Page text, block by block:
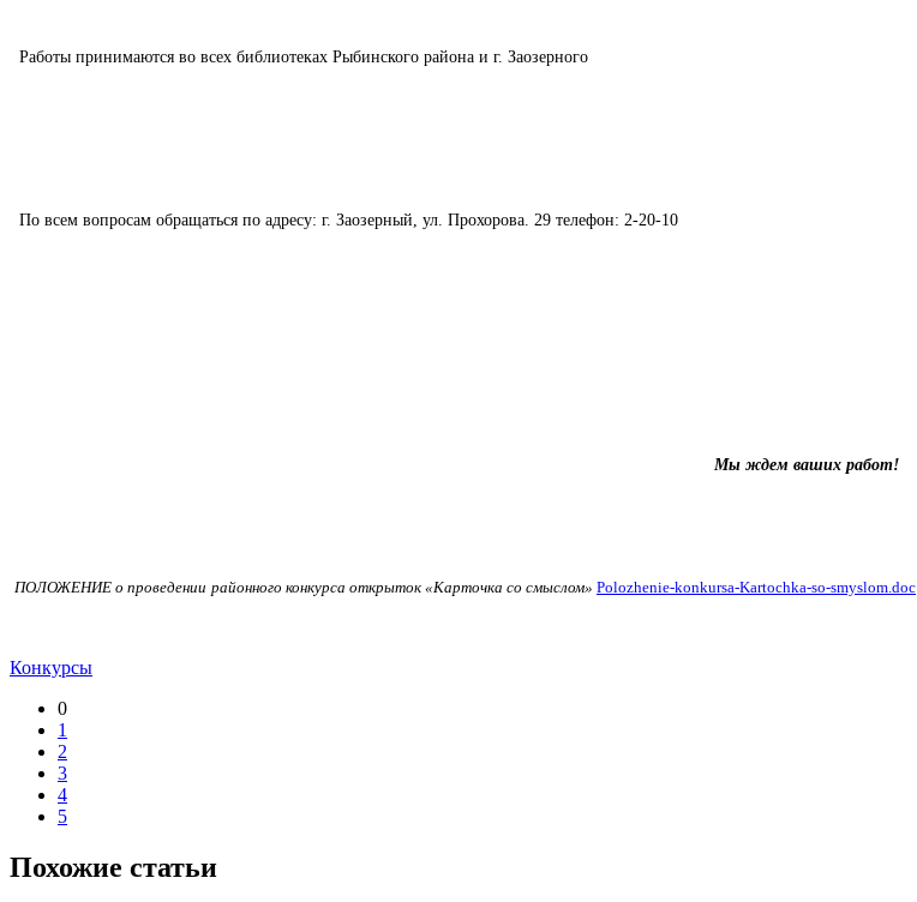
Работы принимаются во всех библиотеках Рыбинского района и г. Заозерного
По всем вопросам обращаться по адресу: г. Заозерный, ул. Прохорова. 29 телефон: 2-20-10
Мы ждем ваших работ!
ПОЛОЖЕНИЕ о проведении районного конкурса открыток «Карточка со смыслом» Polozhenie-konkursa-Kartochka-so-smyslom.doc
Конкурсы
0
1
2
3
4
5
Похожие статьи